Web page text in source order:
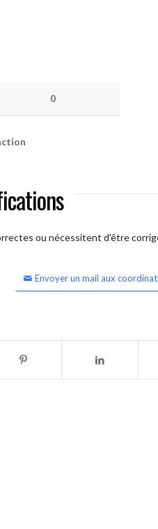
0
ou nécessitent d'être
Envoyer un mail aux